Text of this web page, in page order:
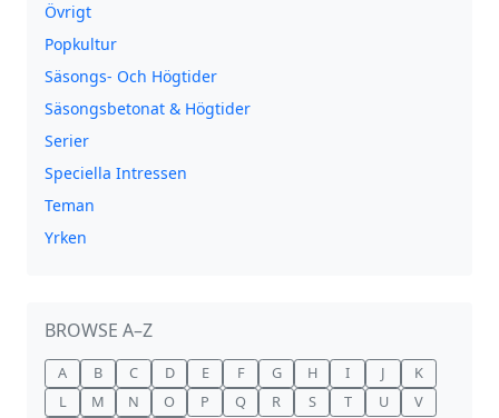
Övrigt
Popkultur
Säsongs- Och Högtider
Säsongsbetonat & Högtider
Serier
Speciella Intressen
Teman
Yrken
BROWSE A–Z
A B C D E F G H I J
K
L
M N O P Q R S T U
V